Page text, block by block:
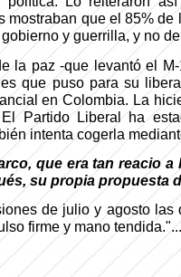
mostraban que el 85%
y guerrilla, y no
la paz -que levantó el
que puso para su
en Colombia. La
Partido Liberal ha
intenta cogerla
que era tan reacio
su propia propuesta
de julio y agosto
firme y mano tendida."...